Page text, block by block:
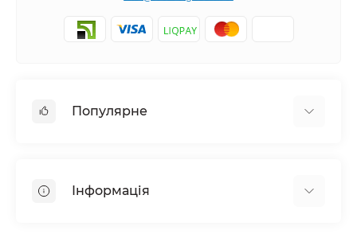
Популярне
Вологий корм для котів
Інформація